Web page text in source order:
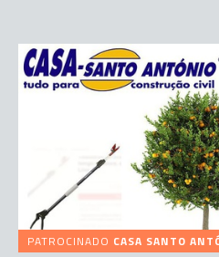
PATROCINADO CASA SANTO